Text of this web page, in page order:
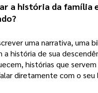
a história da família
?
uma narrativa, uma
a história de sua
histórias que
diretamente com o seu